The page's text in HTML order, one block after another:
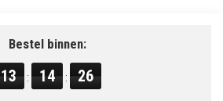
Bestel binnen:
13 : 14 : 26